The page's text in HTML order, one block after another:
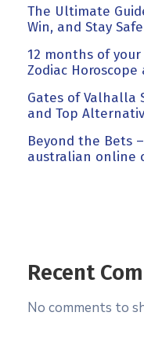
The Ultimate
Win, and Stay Safe
12 months of your
Zodiac Horoscope
Gates of Valhalla
and Top
Beyond the Bets
australian online
Recent
No comments to